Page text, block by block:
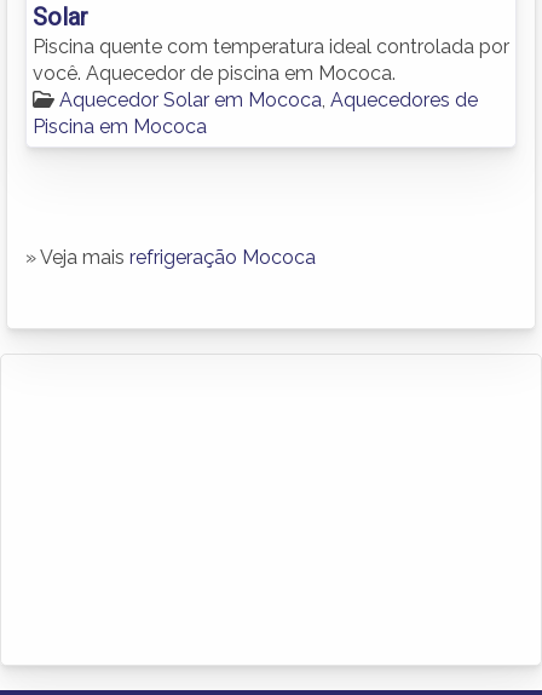
Solar
Piscina quente com temperatura ideal controlada por
você. Aquecedor de piscina em Mococa.
Aquecedor Solar em Mococa Aquecedores de
Piscina em Mococa
» Veja mais refrigeração Mococa